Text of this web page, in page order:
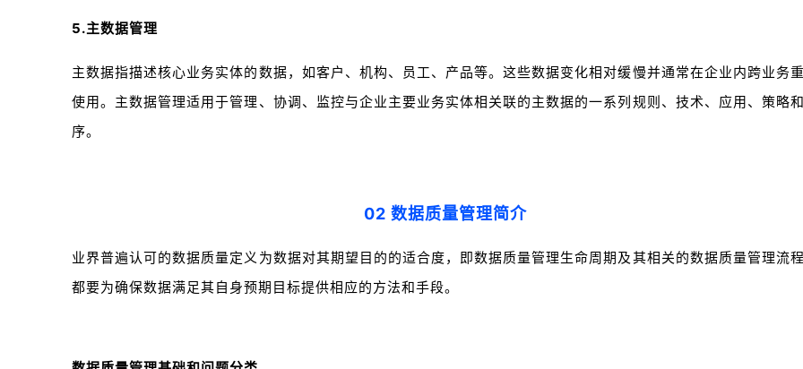
5.主数据管理
主数据指描述核心业务实体的数据，如客户、机构、员工、产品等。这些数据变化相对缓慢并通常在企业内跨业务
使用。主数据管理适用于管理、协调、监控与企业主要业务实体相关联的主数据的一系列规则、技术、应用、策略
序。
02 数据质量管理简介
业界普遍认可的数据质量定义为数据对其期望目的的适合度，即数据质量管理生命周期及其相关的数据质量管理流程
都要为确保数据满足其自身预期目标提供相应的方法和手段。